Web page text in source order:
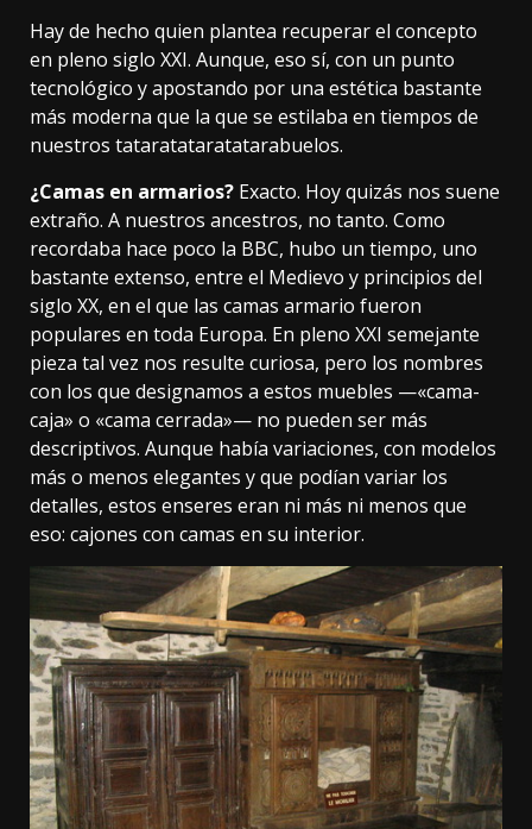
Hay de hecho quien plantea recuperar el concepto
en pleno siglo XXI. Aunque, eso sí, con un punto
tecnológico y apostando por una estética bastante
más moderna que la que se estilaba en tiempos de
nuestros tataratataratatarabuelos.
¿Camas en armarios? Exacto. Hoy quizás nos suene
extraño. A nuestros ancestros, no tanto. Como
recordaba hace poco la BBC, hubo un tiempo, uno
bastante extenso, entre el Medievo y principios del
siglo XX, en el que las camas armario fueron
populares en toda Europa. En pleno XXI semejante
pieza tal vez nos resulte curiosa, pero los nombres
con los que designamos a estos muebles —«cama-
caja» o «cama cerrada»— no pueden ser más
descriptivos. Aunque había variaciones, con modelos
más o menos elegantes y que podían variar los
detalles, estos enseres eran ni más ni menos que
eso: cajones con camas en su interior.